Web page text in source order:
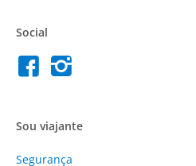
Social
Sou viajante
Segurança